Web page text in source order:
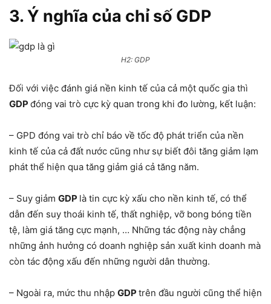
3. Ý nghĩa của chỉ số GDP
H2: GDP
Đối với việc đánh giá nền kinh tế của cả một quốc gia thì
GDP đóng vai trò cực kỳ quan trong khi đo lường, kết luận:
– GPD đóng vai trò chỉ báo về tốc độ phát triển của nền
kinh tế của cả đất nước cũng như sự biết đôi tăng giảm lạm
phát thể hiện qua tăng giảm giá cả tăng năm.
– Suy giảm GDP là tin cực kỳ xấu cho nền kinh tế, có thể
dẫn đến suy thoái kinh tế, thất nghiệp, vỡ bong bóng tiền
tệ, làm giá tăng cực mạnh, … Những tác động này chẳng
những ảnh hưởng có doanh nghiệp sản xuất kinh doanh mà
còn tác động xấu đến những người dân thường.
– Ngoài ra, mức thu nhập GDP trên đầu người cũng thể hiện